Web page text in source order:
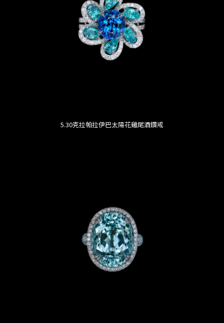
5.30克拉帕拉伊巴太陽花雞尾酒鑽戒